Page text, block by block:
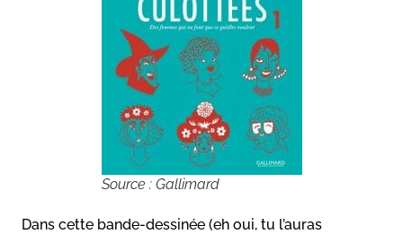
Source : Gallimard
Dans cette bande-dessinée (eh oui, tu l’auras